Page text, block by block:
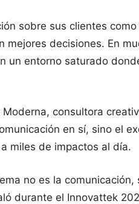
sobre sus clientes como
mejores decisiones. En
un entorno saturado
consultora
en sí, sino el
miles de impactos al día.
no es la comunicación,
durante el Innovattek